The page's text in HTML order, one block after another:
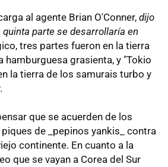
al agente Brian O'Conner, dijo
quinta parte se desarrollaría en
tres partes fueron en la tierra
hamburguesa grasienta, y "Tokio
la tierra de los samurais turbo y
que se acuerden de los
de _pepinos yankis_ contra
continente. En cuanto a la
que se vayan a Corea del Sur